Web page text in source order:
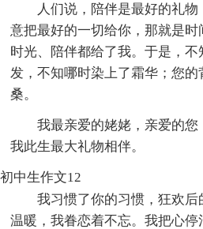
人们说，陪伴是最好的礼
意把最好的一切给你，那就是
时光、陪伴都给了我。于是，
发，不知哪时染上了霜华；您
桑。
我最亲爱的姥姥，亲爱的
我此生最大礼物相伴。
初中生作文12
我习惯了你的习惯，狂欢
温暖，我眷恋着不忘。我把心